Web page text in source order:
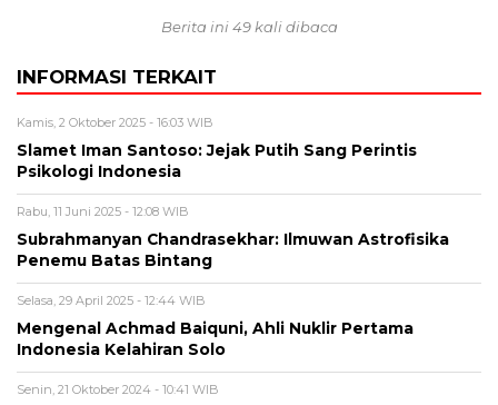
Berita ini 49 kali dibaca
INFORMASI TERKAIT
Kamis, 2 Oktober 2025 - 16:03 WIB
Slamet Iman Santoso: Jejak Putih Sang Perintis
Psikologi Indonesia
Rabu, 11 Juni 2025 - 12:08 WIB
Subrahmanyan Chandrasekhar: Ilmuwan Astrofisika
Penemu Batas Bintang
Selasa, 29 April 2025 - 12:44 WIB
Mengenal Achmad Baiquni, Ahli Nuklir Pertama
Indonesia Kelahiran Solo
Senin, 21 Oktober 2024 - 10:41 WIB